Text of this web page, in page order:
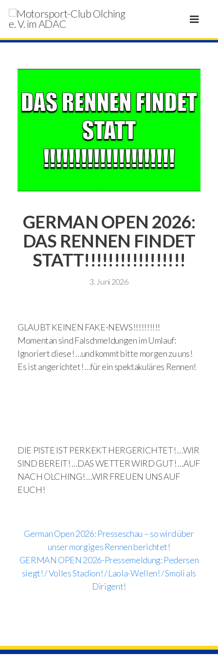
GERMAN OPEN 2026:
DAS RENNEN FINDET
STATT!!!!!!!!!!!!!!!!!
3. Juni 2026
GLAUBT KEINEN FAKE-NEWS!!!!!!!!!!
Momentan sind Falschmeldungen im Umlauf:
Ignoriert diese! …und kommt bitte morgen zu uns!
Es ist angerichtet! …für ein spektakuläres Rennen!
DIE PISTE IST PERKEKT HERGERICHTET! …WIR
SIND BEREIT! …DAS WETTER WIRD GUT! …AUF
NACH OLCHING! …WIR FREUEN UNS AUF
EUCH!
German Open 2026: Presseschau – so wird über
unser morgiges Rennen berichtet!
GERMAN OPEN 2026-Pressemeldung: Pedersen
siegt! / Volles Stadion! / Laola-Wellen! / Smoli als
Dirigent!